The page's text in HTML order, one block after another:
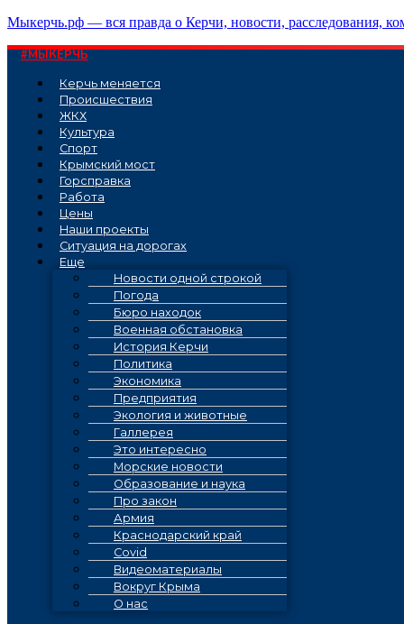
Перейти
содержимому
Мыкерчь.рф — вся правда о Керчи, новости, расследования,
#МЫКЕРЧЬ
Керчь меняется
Проиcшествия
ЖКХ
Культура
Спорт
Крымский мост
Горсправка
Работа
Цены
Наши проекты
Ситуация на дорогах
Еще
Новости одной строкой
Погода
Бюро находок
Военная обстановка
История Керчи
Политика
Экономика
Предприятия
Экология и животные
Галлерея
Это интересно
Морские новости
Образование и наука
Про закон
Армия
Краснодарский край
Covid
Видеоматериалы
Вокруг Крыма
О нас